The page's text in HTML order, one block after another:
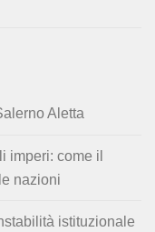
Aletta
imperi: come il
nazioni
istituzionale